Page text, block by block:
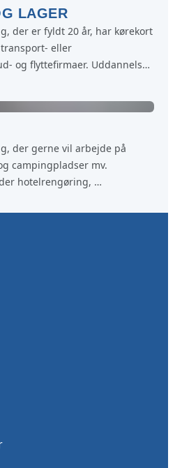
LAGER
der er fyldt 20 år, har kørekort
eller
og flyttefirmaer. Uddannelsen
Opgaver i lager/garage.
der gerne vil arbejde på
campingpladser mv.
hotelrengøring,
tilberedning og anretning af